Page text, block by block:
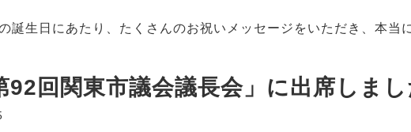
誕生日にあたり、たくさんのお祝いメッセージをいただき、本当
92回関東市議会議長会」に出席しま